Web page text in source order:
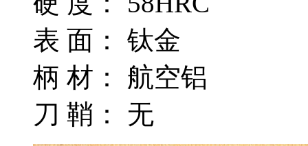
表 面： 钛金
柄 材： 航空铝
刀 鞘： 无